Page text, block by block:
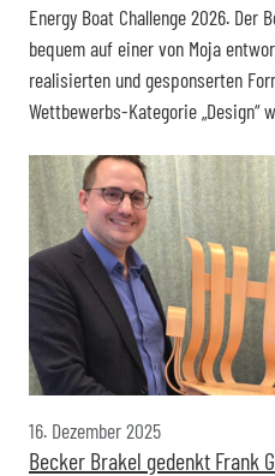
Energy Boat Challenge 2026.
bequem auf einer von Moja
realisierten und gesponserten
Wettbewerbs-Kategorie „Design“
16. Dezember 2025
Becker Brakel gedenkt Frank